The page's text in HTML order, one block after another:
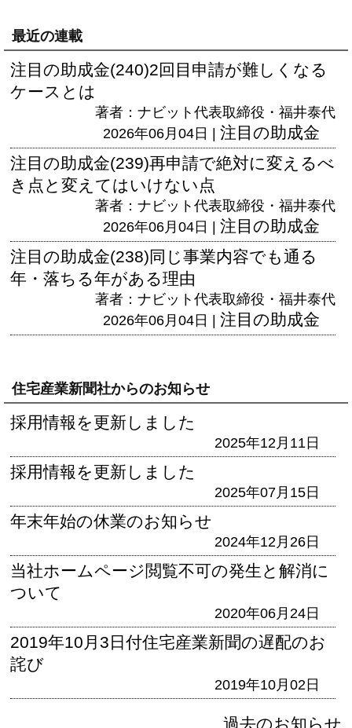
最近の連載
注目の助成金(240)2回目申請が難しくなる
ケースとは
著者：ナビット代表取締役・福井泰代
2026年06月04日 | 注目の助成金
注目の助成金(239)再申請で絶対に変えるべ
き点と変えてはいけない点
著者：ナビット代表取締役・福井泰代
2026年06月04日 | 注目の助成金
注目の助成金(238)同じ事業内容でも通る
年・落ちる年がある理由
著者：ナビット代表取締役・福井泰代
2026年06月04日 | 注目の助成金
住宅産業新聞社からのお知らせ
採用情報を更新しました
2025年12月11日
採用情報を更新しました
2025年07月15日
年末年始の休業のお知らせ
2024年12月26日
当社ホームページ閲覧不可の発生と解消に
ついて
2020年06月24日
2019年10月3日付住宅産業新聞の遅配のお
詫び
2019年10月02日
過去のお知らせ